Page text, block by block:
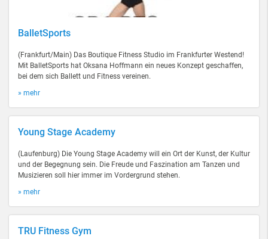
BalletSports
(Frankfurt/Main) Das Boutique Fitness Studio im Frankfurter Westend!
Mit BalletSports hat Oksana Hoffmann ein neues Konzept geschaffen,
bei dem sich Ballett und Fitness vereinen.
» mehr
Young Stage Academy
(Laufenburg) Die Young Stage Academy will ein Ort der Kunst, der Kultur
und der Begegnung sein. Die Freude und Faszination am Tanzen und
Musizieren soll hier immer im Vordergrund stehen.
» mehr
TRU Fitness Gym